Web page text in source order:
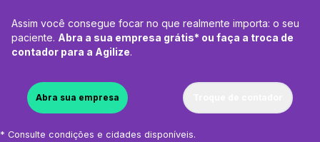
Contabilidade
Engenheiros
Ferramentas
Calculdadora CLTxPJ
Explore
A Agilize
A Agilize é confiável
Depoimentos de
Faça parte do time
Assim você consegue focar no que realmente importa: o seu
paciente. Abra a sua empresa grátis* ou faça a troca de
contador para a Agilize.
Abra sua empresa
* Consulte condições e cidades disponíveis.